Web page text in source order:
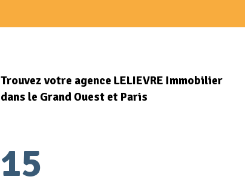
Trouvez votre agence LELIEVRE Immobilier
dans le Grand Ouest et Paris
15